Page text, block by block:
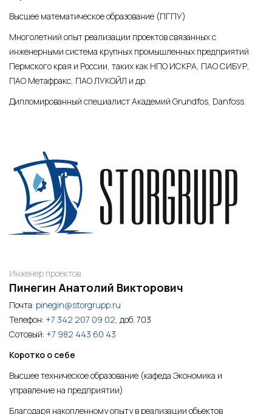
Высшее математическое образование (ПГПУ)
Многолетний опыт реализации проектов связанных с
инженерными система крупных промышленных предприятий
Пермского края и России, таких как НПО ИСКРА, ПАО СИБУР,
ПАО Метафракс, ПАО ЛУКОЙЛ и др.
Дипломированный специалист Академий Grundfos, Danfoss.
Инженер проектов
Пинегин Анатолий Викторович
Почта: pinegin@storgrupp.ru
Телефон: +7 342 207 09 02, доб. 703
Сотовый: +7 982 443 60 43
Коротко о себе
Высшее техническое образование (кафеда Экономика и
управление на предприятии)
Благодаря накопленному опыту в реализации объектов